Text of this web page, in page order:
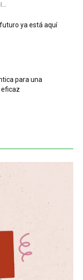
ya está aquí
para una